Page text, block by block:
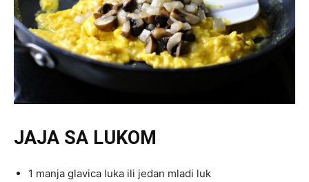
JAJA SA LUKOM
1 manja glavica luka ili jedan mladi luk